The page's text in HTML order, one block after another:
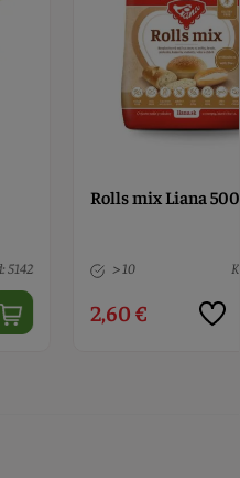
Rolls mix Liana 500g